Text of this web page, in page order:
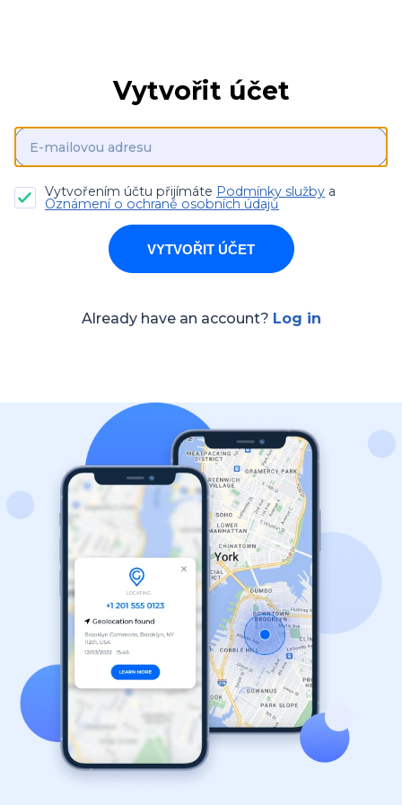
Vytvořit účet
Vytvořením účtu přijímáte Podmínky služby a
Oznámení o ochraně osobních údajů
VYTVOŘIT ÚČET
Already have an account? Log in